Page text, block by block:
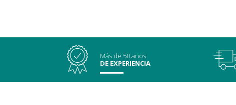
Más de 50 años
DE EXPERIENCIA